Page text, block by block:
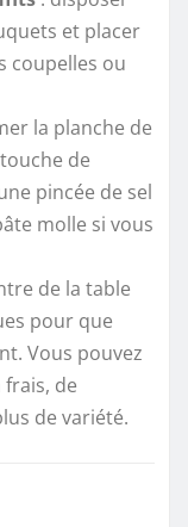
et placer
coupelles ou
la planche de
de
pincée de sel
molle si vous
de la table
pour que
Vous pouvez
de
de variété.